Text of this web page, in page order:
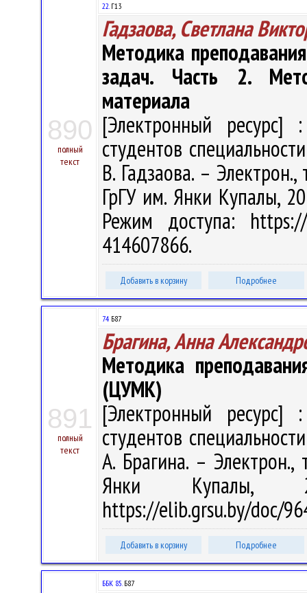
890
полный
текст
22.Г13
Гадзаова, Светлана
Методика
задач. Часть 2.
материала
[Электронный ресурс]
студентов
В. Гадзаова. –
ГрГУ им. Янки Купалы,
Режим доступа:
414607866.
Добавить в корзину Подробнее
891
полный
текст
74 Б87
Брагина, Анна
Методика
(ЦУМК)
[Электронный ресурс]
студентов
А. Брагина. –
Янки Купалы,
https://elib.grsu.by/doc/
Добавить в корзину Подробнее
ББК 85.Б87